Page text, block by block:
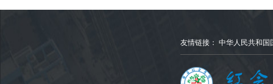
友情链接： 中华人民共和国